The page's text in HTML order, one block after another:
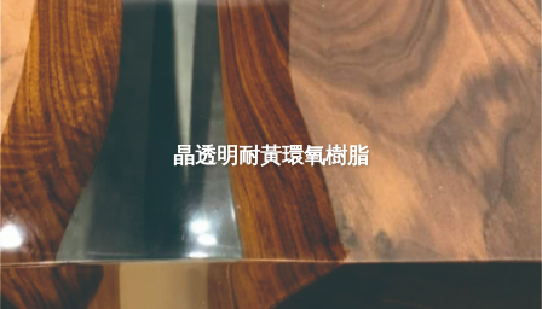
晶透明耐黃環氧樹脂